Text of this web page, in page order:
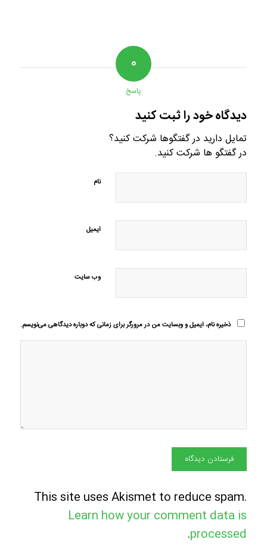
۰
پاسخ
دیدگاه خود را ثبت کنید
تمایل دارید در گفتگوها شرکت کنید؟
در گفتگو ها شرکت کنید.
نام
ایمیل
وب‌ سایت
ذخیره نام، ایمیل و وبسایت من در مرورگر برای زمانی که دوباره دیدگاهی می‌نویسم.
This site uses Akismet to reduce spam.
Learn how your comment data is
processed
.